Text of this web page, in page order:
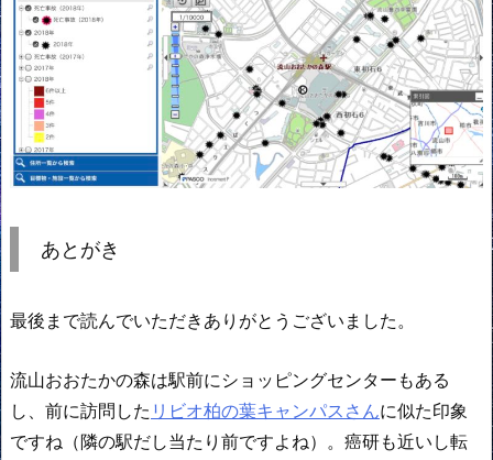
あとがき
最後まで読んでいただきありがとうございました。
流山おおたかの森は駅前にショッピングセンターもある
し、前に訪問した リビオ柏の葉キャンパスさんに似た印象
ですね（隣の駅だし当たり前ですよね）。癌研も近いし転